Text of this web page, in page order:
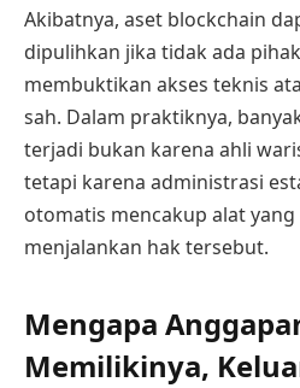
Akibatnya, aset blockchain
dipulihkan jika tidak ada
membuktikan akses teknis
sah. Dalam praktiknya,
terjadi bukan karena ahli
tetapi karena administrasi
otomatis mencakup alat
menjalankan hak tersebut.
Mengapa
Memilikinya,